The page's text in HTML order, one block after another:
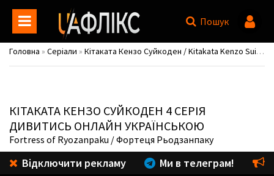
Пошук
Головна » Серіали » Кітаката Кензо Суйкоден / Kitakata Kenzo Suikoden
КІТАКАТА КЕНЗО СУЙКОДЕН 4 СЕРІЯ
ДИВИТИСЬ ОНЛАЙН УКРАЇНСЬКОЮ
Fortress of Ryozanpaku / Фортеця Рьодзанпаку
Відключити рекламу Ми в телеграм!